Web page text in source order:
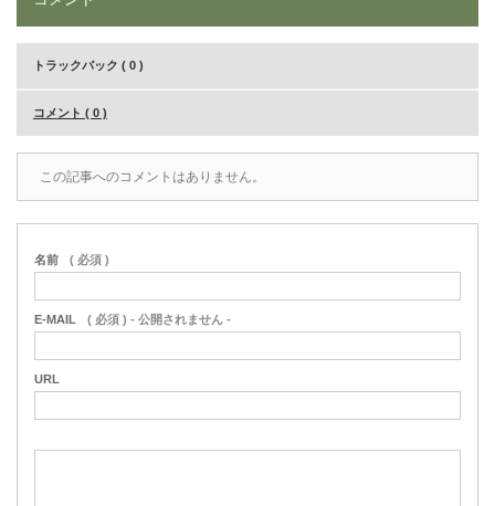
トラックバック ( 0 )
コメント ( 0 )
この記事へのコメントはありません。
名前 ( 必須 )
E-MAIL ( 必須 ) - 公開されません -
URL